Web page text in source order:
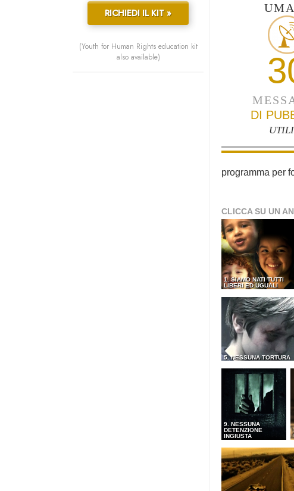
DI
programma per
CLICCA SU UN
1. SIAMO NATI TUTTI
LIBERI ED UGUALI
5. NESSUNA TORTURA
9. NESSUNA
DETENZIONE
INGIUSTA
RICHIEDI IL KIT »
(Youth for Human Rights education kit
also available)